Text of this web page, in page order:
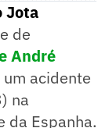
Jota
de
André
acidente
na
da Espanha.